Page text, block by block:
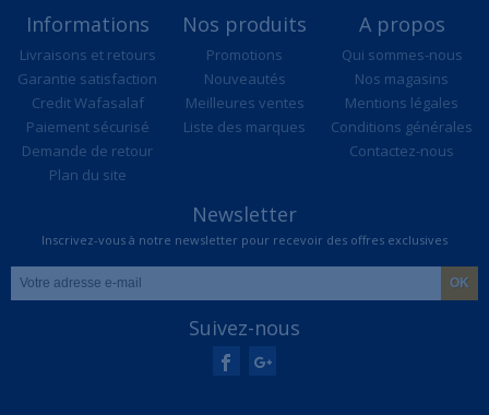
Informations
Livraisons et retours
Garantie satisfaction
Credit Wafasalaf
Paiement sécurisé
Demande de retour
Plan du site
Nos produits
Promotions
Nouveautés
Meilleures ventes
Liste des marques
A propos
Qui sommes-nous
Nos magasins
Mentions légales
Conditions générales
Contactez-nous
Newsletter
Inscrivez-vous à notre newsletter pour recevoir des offres exclusives
Suivez-nous